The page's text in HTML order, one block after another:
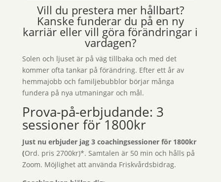
Vill du prestera mer hållbart?
Kanske funderar du på en ny
karriär eller vill göra förändringar i
vardagen?
Solen och ljuset är på väg tillbaka och med det
kommer ofta tankar på förändring. Efter ett år av
hemmajobb och familjebubblor börjar många
fundera på nya utmaningar och mål.
Prova-på-erbjudande: 3
sessioner för 1800kr
Just nu erbjuder jag 3 coachingsessioner för 1800kr
(Ord. pris 2700kr)*. Samtalen är 50 min och hålls på
Zoom. Möjlighet att använda Friskvårdsbidrag.